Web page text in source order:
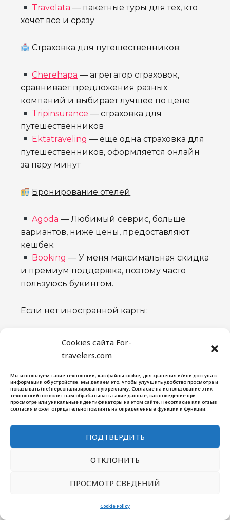
Cookies сайта For-
travelers.com
Мы используем такие технологии, как файлы cookie, для хранения и/или доступа к
информации об устройстве. Мы делаем это, чтобы улучшить удобство просмотра и
показывать (не)персонализированную рекламу. Согласие на использование этих
технологий позволит нам обрабатывать такие данные, как поведение при
просмотре или уникальные идентификаторы на этом сайте. Несогласие или отзыв
согласия может отрицательно повлиять на определенные функции и функции.
ПОДТВЕРДИТЬ
ОТКЛОНИТЬ
ПРОСМОТР СВЕДЕНИЙ
Cookie Policy
Travelata — пакетные туры для тех, кто
хочет всё и сразу
Страховка для путешественников:
Cherehapa — агрегатор страховок,
сравнивает предложения разных
компаний и выбирает лучшее по цене
Tripinsurance — страховка для
путешественников
Ektatraveling — ещё одна страховка для
путешественников, оформляется онлайн
за пару минут
Бронирование отелей
Agoda — Любимый севрис, больше
вариантов, ниже цены, предоставляют
кешбек
Booking — У меня максимальная скидка
и премиум поддержка, поэтому часто
пользуюсь букингом.
Если нет иностранной карты:
Hotellook
Ostrovok
Покупка билетов на поезда/автобусы
варианты возможных маршрутов.
паромы, удобно для маршрутов по Азии